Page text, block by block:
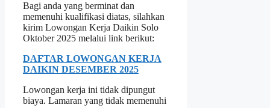
Bagi anda yang berminat dan
memenuhi kualifikasi diatas, silahkan
kirim Lowongan Kerja Daikin Solo
Oktober 2025 melalui link berikut:
DAFTAR LOWONGAN KERJA
DAIKIN DESEMBER 2025
Lowongan kerja ini tidak dipungut
biaya. Lamaran yang tidak memenuhi